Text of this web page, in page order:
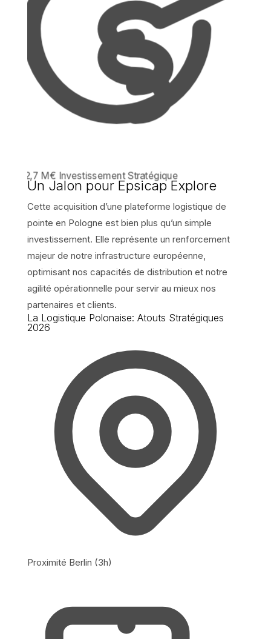
12,7 M€ Investissement Stratégique
Un Jalon pour Epsicap Explore
Cette acquisition d’une plateforme logistique de
pointe en Pologne est bien plus qu’un simple
investissement. Elle représente un renforcement
majeur de notre infrastructure européenne,
optimisant nos capacités de distribution et notre
agilité opérationnelle pour servir au mieux nos
partenaires et clients.
La Logistique Polonaise: Atouts Stratégiques
2026
Proximité Berlin (3h)